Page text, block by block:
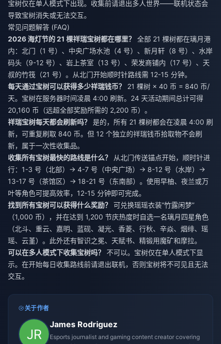
宝树仅在单人模式下出现。收集前请退出多人世界——联机状态会
导致宝树消失或无法交互。
常见问题解答 (FAQ)
2026 海灯节的 21 棵祥瑞宝树都在哪里？
全部 21 棵树都在璃月港
内：北门（1 号）、中央广场水池（4 号）、新月轩（8 号）、水岸
码头（9-12 号）、岩上茶室（13 号）、荣发商铺内（17 号）、天
叔的竹筏（21 号）。从北门开始顺时针路线需 12-15 分钟。
每天通过宝树可以获得多少祥瑞钱币？
21 棵树 × 40 币 = 840 币/
天。宝树在服务器时间凌晨 4:00 刷新。24 天活动期间总计可得
20,160 币（远超全部奖励所需的 2,200 币）。
祥瑞宝树每天都会刷新吗？
是的，所有 21 棵树都会在凌晨 4:00 刷
新，可重复刷取 840 币。但 12 个独立的祥瑞钱币拾取物不会刷
新，属于一次性收集品。
收集所有宝树最快的路线是什么？
从北门传送锚点开始，顺时针进
行：1-3 号（北部）→ 4-7 号（中央广场）→ 8-12 号（水岸）→
13-17 号（茶馆区）→ 18-21 号（东南部）。使用早柚、夜兰或万
叶等角色可提高效率，12-15 分钟即可完成。
找到所有宝树可以获得什么奖励？
可兑换瑶瑶衣装“竹露闲梦”
（1,000 币），并在达到 1,200 节庆热度时自选一名璃月四星角色
（北斗、重云、嘉明、蓝砚、凝光、香菱、行秋、辛焱、烟绯、瑶
瑶、云堇）。此外还有智识之冕、天赋书、精锻用魔矿和摩拉。
可以在多人模式下收集宝树吗？
不可以。宝树仅在单人模式下显
示。在开始每日收集路线前请退出联机，否则宝树将不可见且无法
交互。
关于作者
James Rodriguez
Esports journalist and gaming content creator covering